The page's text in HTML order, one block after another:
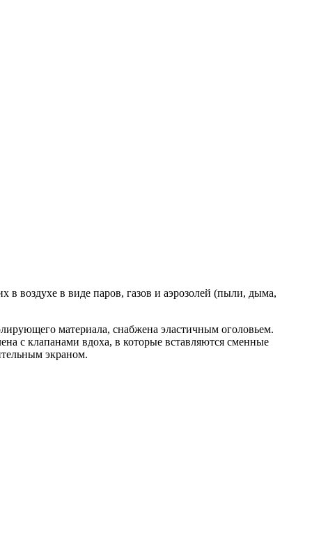
воздухе в виде паров, газов и аэрозолей (пыли, дыма,
материала, снабжена эластичным оголовьем.
с клапанами вдоха, в которые вставляются сменные
экраном.